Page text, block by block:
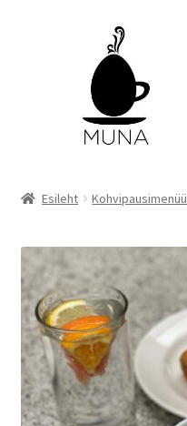
navigeerimisele
Valitud tooted
Tellimuse kinnitamine
Müügitingimused
Esileht